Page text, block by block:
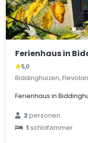
Ferienhaus in
5,0
Biddinghuizen,
Ferienhaus in
2personen
1schlafzimmer